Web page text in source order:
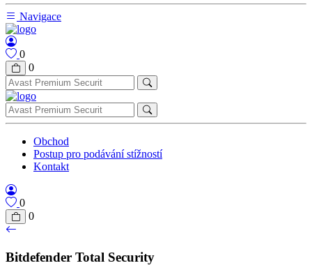
Navigace
0
0
Obchod
Postup pro podávání stížností
Kontakt
0
0
Bitdefender Total Security